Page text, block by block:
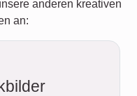
anderen kreativen
an: